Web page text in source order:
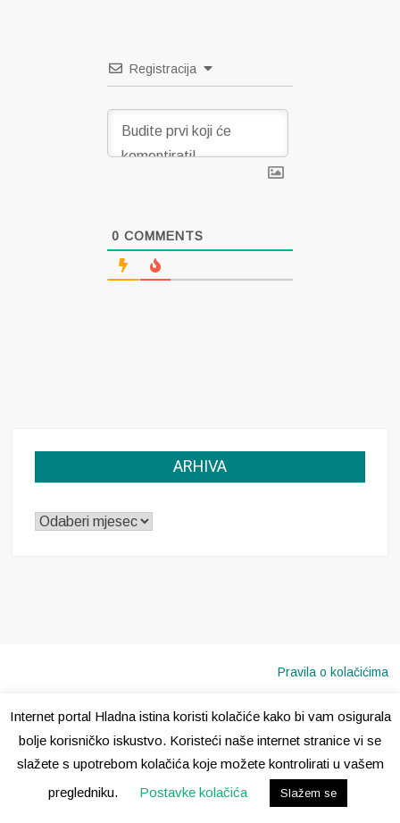
Registracija
0 COMMENTS
ARHIVA
ARHIVA
Pravila o kolačićima
Internet portal Hladna istina koristi kolačiće kako bi vam osigurala
bolje korisničko iskustvo. Koristeći naše internet stranice vi se
slažete s upotrebom kolačića koje možete kontrolirati u vašem
pregledniku.
Postavke kolačića Slažem se
Copyright © 2020 · Sva prava pridržana · Hladna Istina